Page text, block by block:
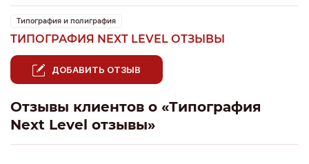
Типография и полиграфия
ТИПОГРАФИЯ NEXT LEVEL ОТЗЫВЫ
ДОБАВИТЬ ОТЗЫВ
Отзывы клиентов о «Типография
Next Level отзывы»